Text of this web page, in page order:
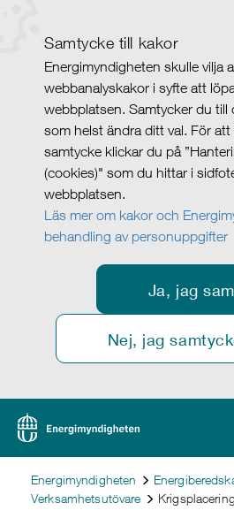
Samtycke till kakor
Energimyndigheten skulle vilja
webbanalyskakor i syfte att
webbplatsen. Samtycker du till
som helst ändra ditt val. För att
samtycke klickar du på
(cookies)" som du hittar i
webbplatsen.
Läs mer om kakor och
behandling av personuppgifter
Ja, jag
Nej, jag
Energimyndigheten
Verksamhetsutövare